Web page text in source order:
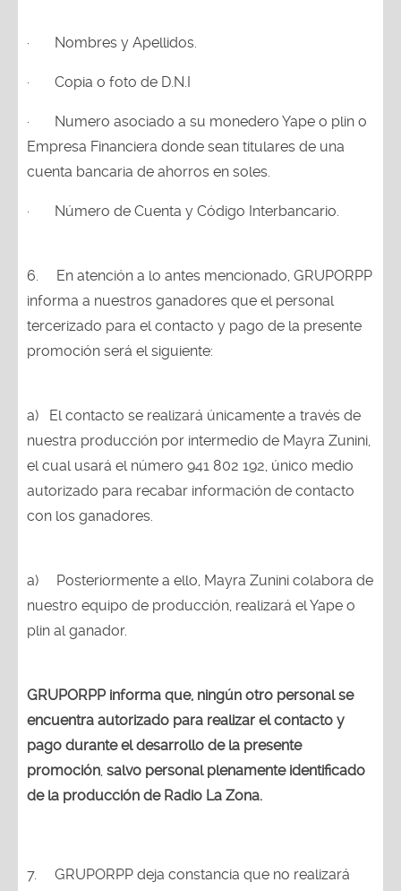
· Nombres y Apellidos.
· Copia o foto de D.N.I
· Numero asociado a su monedero Yape o plin o
Empresa Financiera donde sean titulares de una
cuenta bancaria de ahorros en soles.
· Número de Cuenta y Código Interbancario.
6. En atención a lo antes mencionado, GRUPORPP
informa a nuestros ganadores que el personal
tercerizado para el contacto y pago de la presente
promoción será el siguiente:
a) El contacto se realizará únicamente a través de
nuestra producción por intermedio de Mayra Zunini,
el cual usará el número 941 802 192, único medio
autorizado para recabar información de contacto
con los ganadores.
a) Posteriormente a ello, Mayra Zunini colabora de
nuestro equipo de producción, realizará el Yape o
plin al ganador.
GRUPORPP informa que, ningún otro personal se
encuentra autorizado para realizar el contacto y
pago durante el desarrollo de la presente
promoción salvo personal plenamente identificado
de la producción de Radio La Zona.
7. GRUPORPP deja constancia que no realizará